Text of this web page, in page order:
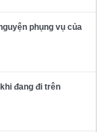
phụng vụ của
đang đi trên